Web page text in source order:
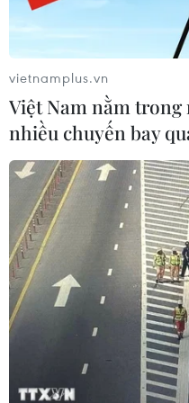
Số ca mắc mới
Hàn Quốc cao
21/07/2021 04:03
Các cơ quan y tế Hàn
biến thể Delta với 951 ca
ngày qua, chiếm 76%
thể virus tại các địa
vietnamplus.vn
Việt Nam nằm trong
nhiều chuyến bay